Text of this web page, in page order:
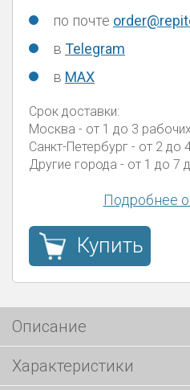
по почте
в Telegram
в MAX
Срок доставки:
Москва - от 1 до 3
Санкт-Петербург - от 2 до
Другие города - от 1 до 7
Подробнее
Купить
Описание
Характеристики